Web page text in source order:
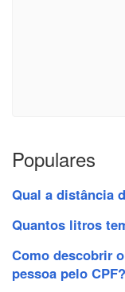
Populares
Qual a distância
Quantos litros
Como descobrir
pessoa pelo CPF?